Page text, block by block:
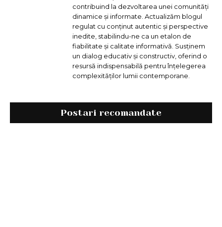
contribuind la dezvoltarea unei comunități
dinamice și informate. Actualizăm blogul
regulat cu conținut autentic și perspective
inedite, stabilindu-ne ca un etalon de
fiabilitate și calitate informativă. Susținem
un dialog educativ și constructiv, oferind o
resursă indispensabilă pentru înțelegerea
complexităților lumii contemporane.
Postari recomandate